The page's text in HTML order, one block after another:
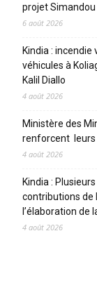
projet
6 août 2026
Kindia :
véhicules à
Kalil Diallo
4 août 2026
Ministère des
renforcent leurs
4 août 2026
Kindia :
contributions de
l’élaboration de
4 août 2026